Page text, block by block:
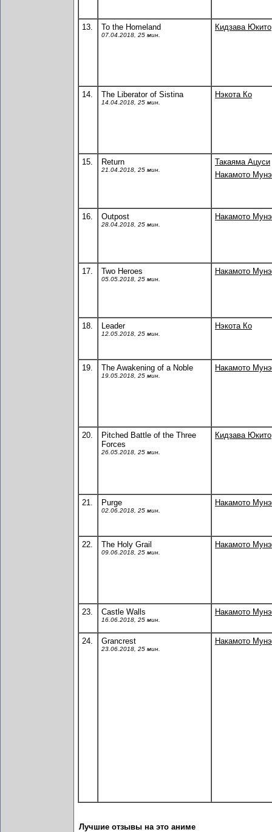
13. To the Homeland
07.04.2018, 25 мин.
Кидзава Юкито
14. The Liberator of Sistina
14.04.2018, 25 мин.
Нэкота Ко
15. Return
21.04.2018, 25 мин.
Такаяма Ацуси
Накамото
16. Outpost
28.04.2018, 25 мин.
Накамото
17. Two Heroes
05.05.2018, 25 мин.
Накамото
18. Leader
12.05.2018, 25 мин.
Нэкота Ко
19. The Awakening of a Noble
19.05.2018, 25 мин.
Накамото
20.
Pitched Battle of the Three
Forces
26.05.2018, 25 мин.
Кидзава Юкито
21. Purge
02.06.2018, 25 мин.
Накамото
22. The Holy Grail
09.06.2018, 25 мин.
Накамото
23. Castle Walls
16.06.2018, 25 мин.
Накамото
24. Grancrest
23.06.2018, 25 мин.
Накамото
Лучшие отзывы на это аниме